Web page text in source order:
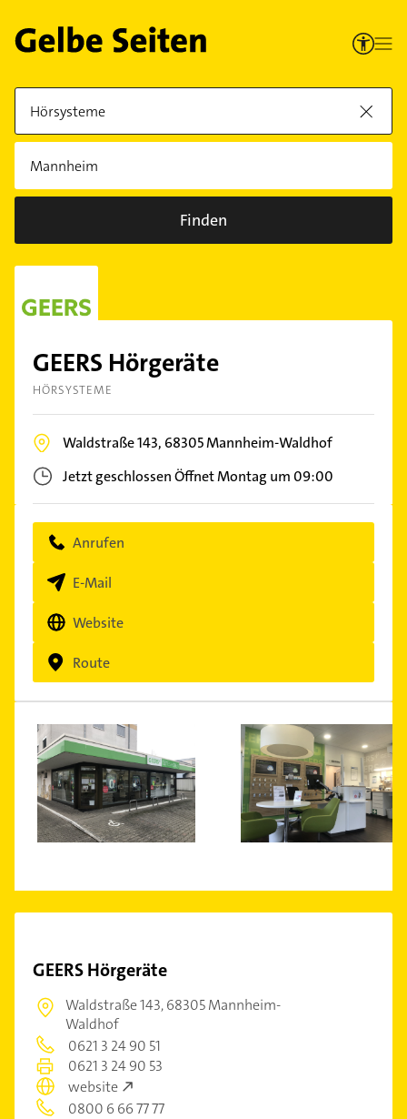
Finden
GEERS Hörgeräte
HÖRSYSTEME
Waldstraße 143, 68305Mannheim-Waldhof
Jetzt geschlossenÖffnet Montag um 09:00
Anrufen
E-Mail
Website
Route
GEERS Hörgeräte
Waldstraße 143,68305 Mannheim-
Waldhof
0621 3 24 90 51
0621 3 24 90 53
website
0800 6 66 77 77